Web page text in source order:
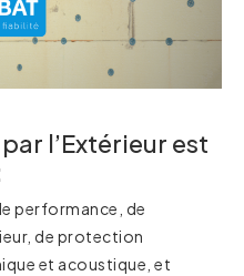
l’Extérieur est
performance, de
de protection
et acoustique, et